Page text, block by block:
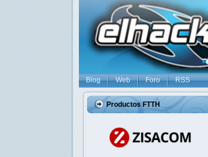
Blog Web Foro RSS
Productos FTTH